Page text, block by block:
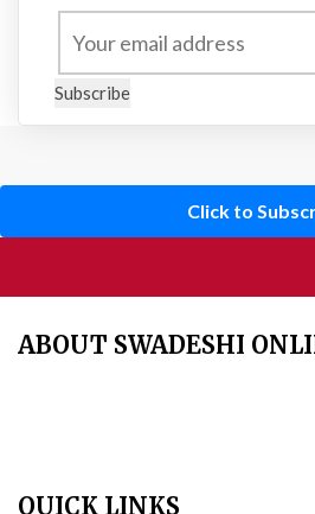
Subscribe
Click to
ABOUT SWADESHI
QUICK LINKS